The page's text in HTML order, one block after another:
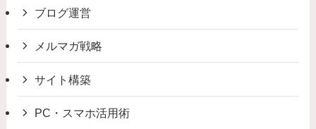
ブログ運営
メルマガ戦略
サイト構築
PC・スマホ活用術